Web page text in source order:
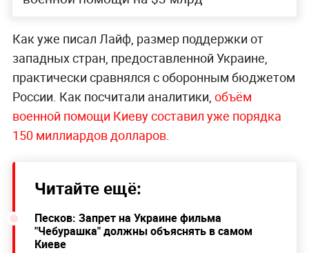
Как уже писал Лайф, размер поддержки от
западных стран, предоставленной Украине,
практически сравнялся с оборонным бюджетом
России. Как посчитали аналитики, объём
военной помощи Киеву составил уже порядка
150 миллиардов долларов.
Читайте ещё:
Песков: Запрет на Украине фильма
"Чебурашка" должны объяснять в самом
Киеве